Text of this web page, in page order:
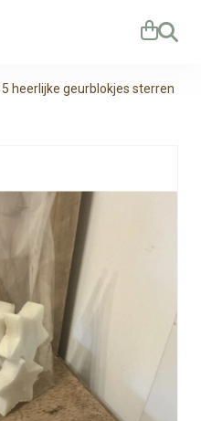
Zoeken
heerlijke geurblokjes sterren